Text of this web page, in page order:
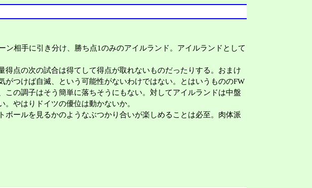
相手に引き分け、勝ち点1のみのアイルランド。アイルランドとして
点の次の試合は得てして得点が取れないものだったりする。おまけ
つけば自滅、という可能性がないわけではない。とはいうもののFW
この調子はそう簡単に落ちそうにもない。対してアイルランドは中盤
やはりドイツの優位は動かないか。
ールを見るかのようなぶつかり合いが楽しめることは必至。肉体派